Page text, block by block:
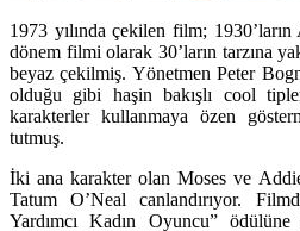
1973 yılında çekilen film; 1930’ların
dönem filmi olarak 30’ların tarzına
beyaz çekilmiş. Yönetmen Peter
olduğu gibi haşin bakışlı cool
karakterler kullanmaya özen
tutmuş.
İki ana karakter olan Moses ve
Tatum O’Neal canlandırıyor.
Yardımcı Kadın Oyuncu”